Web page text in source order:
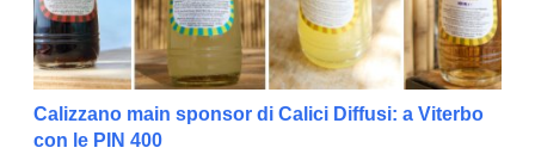
Calizzano main sponsor di Calici Diffusi: a Viterbo
con le PIN 400